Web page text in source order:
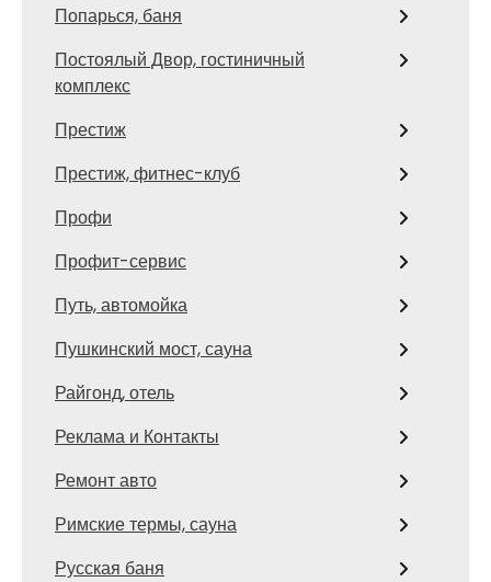
Попарься, баня
Постоялый Двор, гостиничный
комплекс
Престиж
Престиж, фитнес-клуб
Профи
Профит-сервис
Путь, автомойка
Пушкинский мост, сауна
Райгонд, отель
Реклама и Контакты
Ремонт авто
Римские термы, сауна
Русская баня